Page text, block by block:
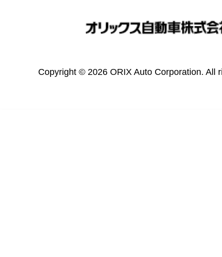
Copyright © 2026 ORIX Auto Corporation. All